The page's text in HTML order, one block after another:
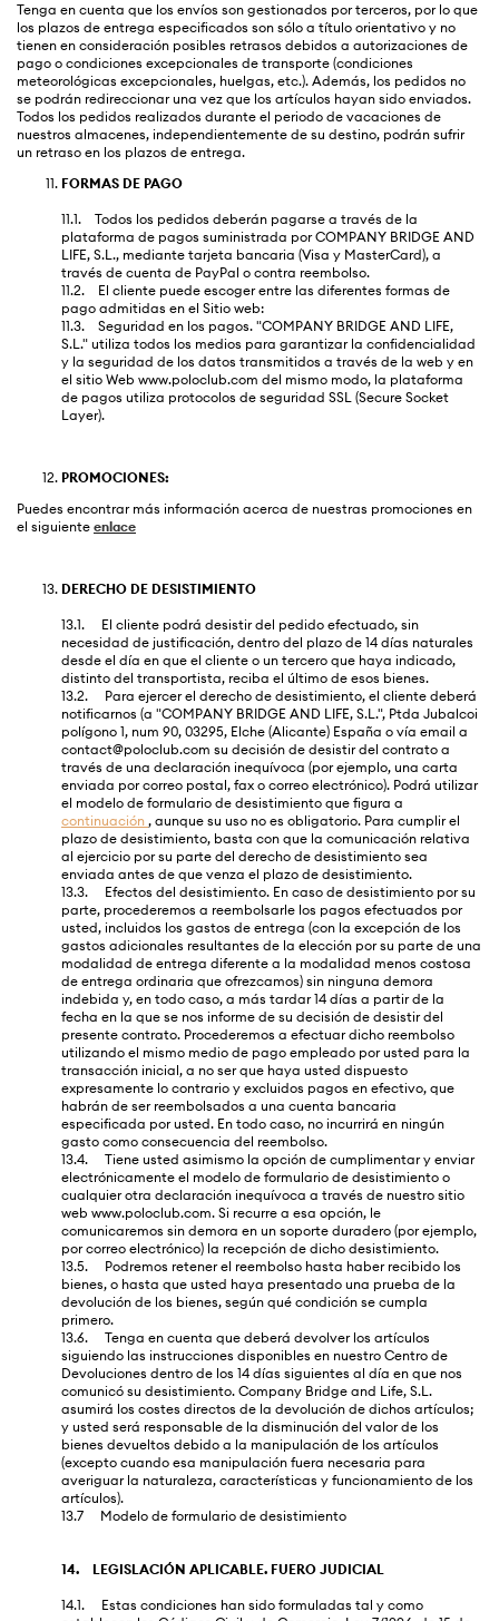
Tenga en cuenta que los envíos son gestionados por terceros, por lo que
los plazos de entrega especificados son sólo a título orientativo y no
tienen en consideración posibles retrasos debidos a autorizaciones de
pago o condiciones excepcionales de transporte (condiciones
meteorológicas excepcionales, huelgas, etc.). Además, los pedidos no
se podrán redireccionar una vez que los artículos hayan sido enviados.
Todos los pedidos realizados durante el periodo de vacaciones de
nuestros almacenes, independientemente de su destino, podrán sufrir
un retraso en los plazos de entrega.
FORMAS DE PAGO
11.1. Todos los pedidos deberán pagarse a través de la
plataforma de pagos suministrada por COMPANY BRIDGE AND
LIFE, S.L., mediante tarjeta bancaria (Visa y MasterCard), a
través de cuenta de PayPal o contra reembolso.
11.2. El cliente puede escoger entre las diferentes formas de
pago admitidas en el Sitio web:
11.3. Seguridad en los pagos. "COMPANY BRIDGE AND LIFE,
S.L." utiliza todos los medios para garantizar la confidencialidad
y la seguridad de los datos transmitidos a través de la web y en
el sitio Web www.poloclub.com del mismo modo, la plataforma
de pagos utiliza protocolos de seguridad SSL (Secure Socket
Layer).
PROMOCIONES:
Puedes encontrar más información acerca de nuestras promociones en
el siguiente enlace
DERECHO DE DESISTIMIENTO
13.1. El cliente podrá desistir del pedido efectuado, sin
necesidad de justificación, dentro del plazo de 14 días naturales
desde el día en que el cliente o un tercero que haya indicado,
distinto del transportista, reciba el último de esos bienes.
13.2. Para ejercer el derecho de desistimiento, el cliente deberá
notificarnos (a "COMPANY BRIDGE AND LIFE, S.L.", Ptda Jubalcoi
polígono 1, num 90, 03295, Elche (Alicante) España o vía email a
contact@poloclub.com su decisión de desistir del contrato a
través de una declaración inequívoca (por ejemplo, una carta
enviada por correo postal, fax o correo electrónico). Podrá utilizar
el modelo de formulario de desistimiento que figura a
continuación , aunque su uso no es obligatorio. Para cumplir el
plazo de desistimiento, basta con que la comunicación relativa
al ejercicio por su parte del derecho de desistimiento sea
enviada antes de que venza el plazo de desistimiento.
13.3. Efectos del desistimiento. En caso de desistimiento por su
parte, procederemos a reembolsarle los pagos efectuados por
usted, incluidos los gastos de entrega (con la excepción de los
gastos adicionales resultantes de la elección por su parte de una
modalidad de entrega diferente a la modalidad menos costosa
de entrega ordinaria que ofrezcamos) sin ninguna demora
indebida y, en todo caso, a más tardar 14 días a partir de la
fecha en la que se nos informe de su decisión de desistir del
presente contrato. Procederemos a efectuar dicho reembolso
utilizando el mismo medio de pago empleado por usted para la
transacción inicial, a no ser que haya usted dispuesto
expresamente lo contrario y excluidos pagos en efectivo, que
habrán de ser reembolsados a una cuenta bancaria
especificada por usted. En todo caso, no incurrirá en ningún
gasto como consecuencia del reembolso.
13.4. Tiene usted asimismo la opción de cumplimentar y enviar
electrónicamente el modelo de formulario de desistimiento o
cualquier otra declaración inequívoca a través de nuestro sitio
web www.poloclub.com. Si recurre a esa opción, le
comunicaremos sin demora en un soporte duradero (por ejemplo,
por correo electrónico) la recepción de dicho desistimiento.
13.5. Podremos retener el reembolso hasta haber recibido los
bienes, o hasta que usted haya presentado una prueba de la
devolución de los bienes, según qué condición se cumpla
primero.
13.6. Tenga en cuenta que deberá devolver los artículos
siguiendo las instrucciones disponibles en nuestro Centro de
Devoluciones dentro de los 14 días siguientes al día en que nos
comunicó su desistimiento. Company Bridge and Life, S.L.
asumirá los costes directos de la devolución de dichos artículos;
y usted será responsable de la disminución del valor de los
bienes devueltos debido a la manipulación de los artículos
(excepto cuando esa manipulación fuera necesaria para
averiguar la naturaleza, características y funcionamiento de los
artículos).
13.7 Modelo de formulario de desistimiento
14. LEGISLACIÓN APLICABLE. FUERO JUDICIAL
14.1. Estas condiciones han sido formuladas tal y como